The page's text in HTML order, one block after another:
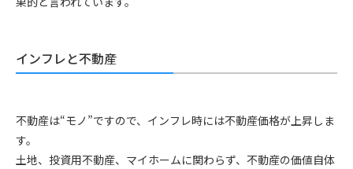
インフレと不動産
不動産は“モノ”ですので、インフレ時には不動産価格が上昇しま
す。
土地、投資用不動産、マイホームに関わらず、不動産の価値自体